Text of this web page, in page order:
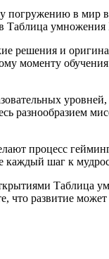
погружению в
Таблица
решения и
моменту
разнообразием
процесс
каждый шаг к
Таблица
что развитие